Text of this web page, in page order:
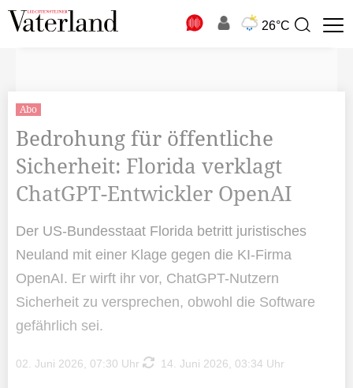
26°C
Suchbegriff
Abo
Bedrohung für öffentliche
Sicherheit: Florida verklagt
ChatGPT-Entwickler OpenAI
Der US-Bundesstaat Florida betritt juristisches
Neuland mit einer Klage gegen die KI-Firma
OpenAI. Er wirft ihr vor, ChatGPT-Nutzern
Sicherheit zu versprechen, obwohl die Software
gefährlich sei.
02. Juni 2026, 07:30 Uhr 14. Juni 2026, 03:34 Uhr